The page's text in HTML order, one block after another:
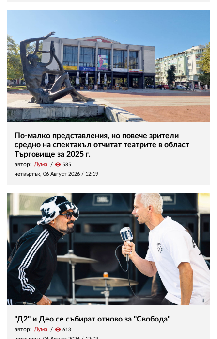
По-малко представления, но повече зрители
средно на спектакъл отчитат театрите в област
Търговище за 2025 г.
автор: Дума visibility 585
четвъртък, 06 Август 2026 / 12:19
"Д2" и Део се събират отново за "Свобода"
автор: Дума visibility 613